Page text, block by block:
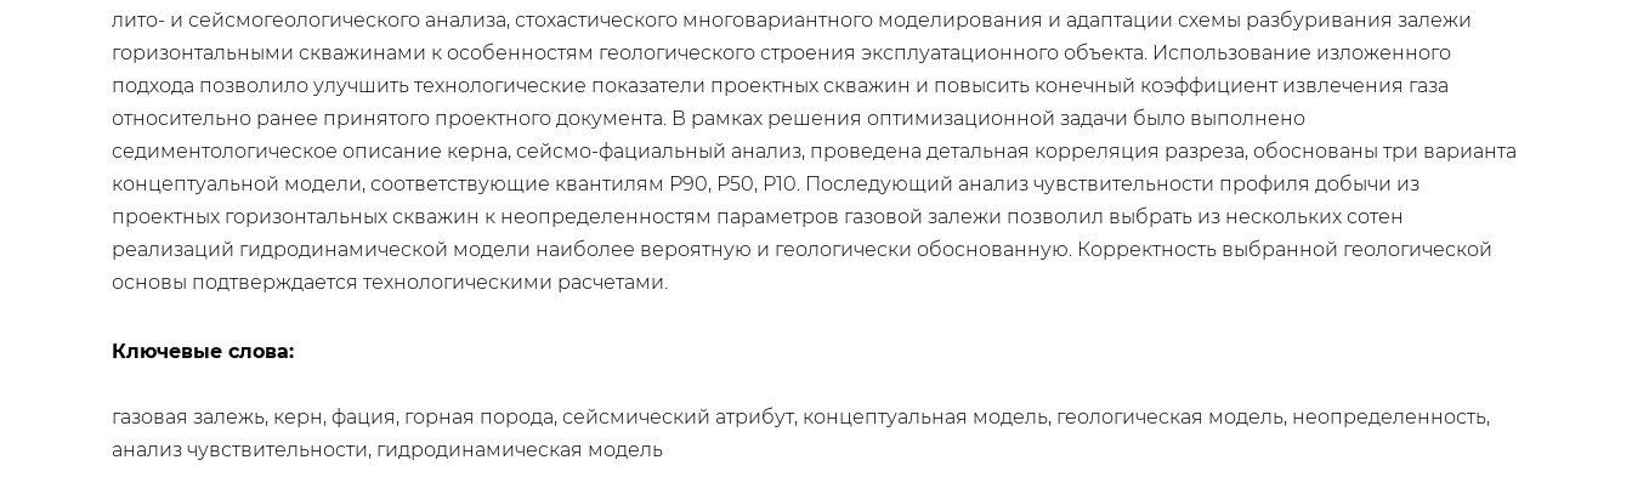
лито- и сейсмогеологического анализа, стохастического многовариантного моделирования и адаптации схемы разбуривания залежи
горизонтальными скважинами к особенностям геологического строения эксплуатационного объекта. Использование изложенного
подхода позволило улучшить технологические показатели проектных скважин и повысить конечный коэффициент извлечения газа
относительно ранее принятого проектного документа. В рамках решения оптимизационной задачи было выполнено
седиментологическое описание керна, сейсмо-фациальный анализ, проведена детальная корреляция разреза, обоснованы три варианта
концептуальной модели, соответствующие квантилям Р90, Р50, Р10. Последующий анализ чувствительности профиля добычи из
проектных горизонтальных скважин к неопределенностям параметров газовой залежи позволил выбрать из нескольких сотен
реализаций гидродинамической модели наиболее вероятную и геологически обоснованную. Корректность выбранной геологической
основы подтверждается технологическими расчетами.
Ключевые слова:
газовая залежь, керн, фация, горная порода, сейсмический атрибут, концептуальная модель, геологическая модель, неопределенность,
анализ чувствительности, гидродинамическая модель